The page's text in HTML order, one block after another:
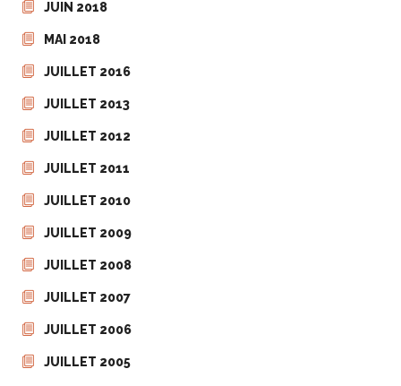
JUIN 2018
MAI 2018
JUILLET 2016
JUILLET 2013
JUILLET 2012
JUILLET 2011
JUILLET 2010
JUILLET 2009
JUILLET 2008
JUILLET 2007
JUILLET 2006
JUILLET 2005